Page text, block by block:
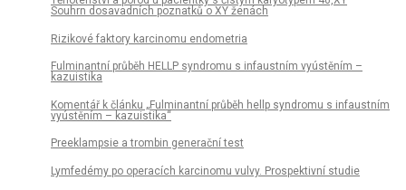
Souhrn dosavadních poznatků o XY ženách
Rizikové faktory karcinomu endometria
Fulminantní průběh HELLP syndromu s infaustním vyústěním –
kazuistika
Komentář k článku „Fulminantní průběh hellp syndromu s infaustním
vyústěním – kazuistika“
Preeklampsie a trombin generační test
Lymfedémy po operacích karcinomu vulvy. Prospektivní studie